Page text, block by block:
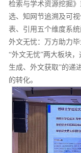
检索与学术资源挖掘
选、知网节追溯及可
表、引用五个维度系
外文无忧：万方助力
“外文无忧”两大板块
生成、外文获取”的递
的转化。